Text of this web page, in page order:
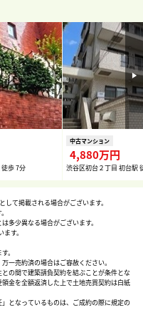
歩 7分
中古マンション
4,880万円
渋谷区初台２丁目 初台駅
て掲載される場合がございます。
多少異なる場合がございます。
す。
。
一売約済の場合はご容赦ください。
の間で建築請負契約を結ぶことが条件とな
金を全額返済した上で土地売買契約は白紙
となっているものは、ご成約の際に規定の